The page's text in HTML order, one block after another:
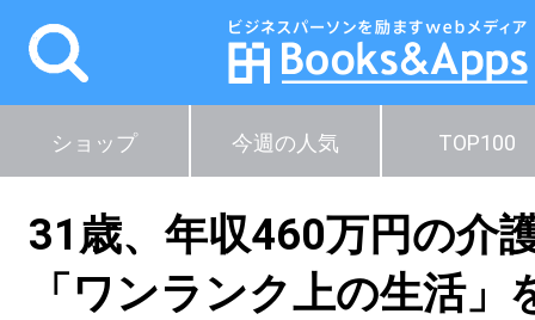
ショップ 今週の人気 TOP100
31歳、年収460万円の介
「ワンランク上の生活」